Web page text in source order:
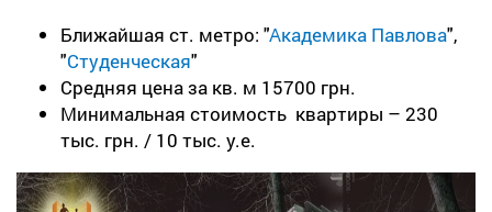
Ближайшая ст. метро: "Академика Павлова",
"Студенческая"
Средняя цена за кв. м 15700 грн.
Минимальная стоимость квартиры – 230
тыс. грн. / 10 тыс. у.е.